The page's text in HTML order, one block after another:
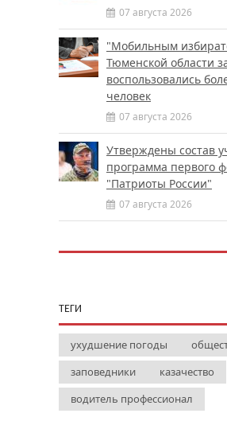
07 августа 2026
"Мобильным
Тюменской области
воспользовались
человек
07 августа 2026
Утверждены состав
программа первого
"Патриоты России"
07 августа 2026
ТЕГИ
ухудшение погоды
заповедники
казачество
водитель профессионал